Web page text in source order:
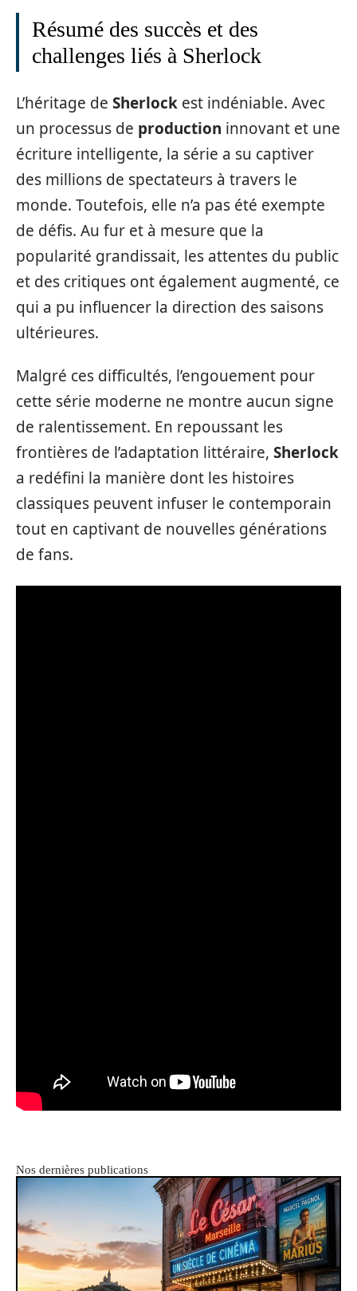
Résumé des succès et des
challenges liés à Sherlock
L’héritage de Sherlock est indéniable. Avec
un processus de production innovant et une
écriture intelligente, la série a su captiver
des millions de spectateurs à travers le
monde. Toutefois, elle n’a pas été exempte
de défis. Au fur et à mesure que la
popularité grandissait, les attentes du public
et des critiques ont également augmenté, ce
qui a pu influencer la direction des saisons
ultérieures.
Malgré ces difficultés, l’engouement pour
cette série moderne ne montre aucun signe
de ralentissement. En repoussant les
frontières de l’adaptation littéraire, Sherlock
a redéfini la manière dont les histoires
classiques peuvent infuser le contemporain
tout en captivant de nouvelles générations
de fans.
Nos dernières publications